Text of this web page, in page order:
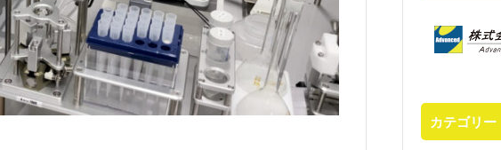
カテゴリー